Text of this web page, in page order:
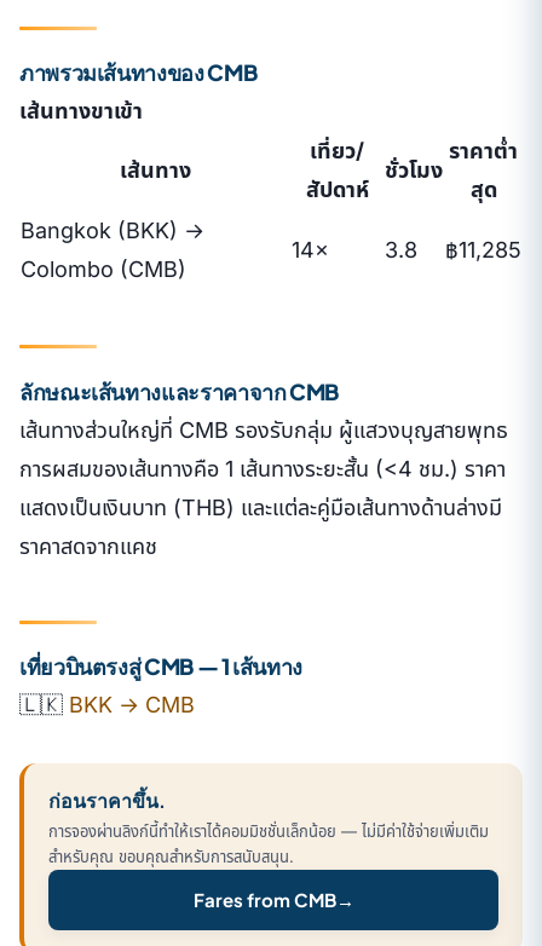
ภาพรวมเส้นทางของ CMB
เส้นทางขาเข้า
เส้นทาง
เที่ยว/
สัปดาห์
ชั่วโมง
ราคาต่ำ
สุด
Bangkok (BKK) →
Colombo (CMB)
14× 3.8 ฿11,285
ลักษณะเส้นทางและราคาจาก CMB
เส้นทางส่วนใหญ่ที่ CMB รองรับกลุ่ม ผู้แสวงบุญสายพุทธ
การผสมของเส้นทางคือ 1 เส้นทางระยะสั้น (<4 ชม.) ราคา
แสดงเป็นเงินบาท (THB) และแต่ละคู่มือเส้นทางด้านล่างมี
ราคาสดจากแคช
เที่ยวบินตรงสู่ CMB — 1 เส้นทาง
🇱🇰 BKK → CMB
ก่อนราคาขึ้น.
การจองผ่านลิงก์นี้ทำให้เราได้คอมมิชชั่นเล็กน้อย — ไม่มีค่าใช้จ่ายเพิ่มเติม
สำหรับคุณ ขอบคุณสำหรับการสนับสนุน.
Fares from CMB→